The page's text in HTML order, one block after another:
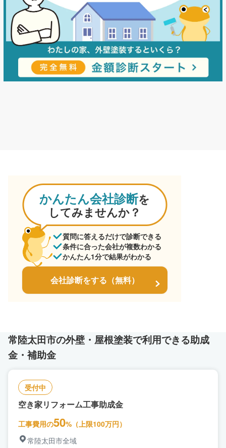
かんたん会社診断を
してみませんか？
質問に答えるだけで診断できる
条件に合った会社が複数わかる
かんたん1分で結果がわかる
会社診断をする（無料）
常陸太田市の外壁・屋根塗装で利用できる助成
金・補助金
受付中
空き家リフォーム工事助成金
工事費用の50%（上限100万円）
常陸太田市全域